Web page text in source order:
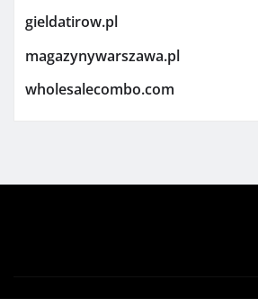
gieldatirow.pl
magazynywarszawa.pl
wholesalecombo.com